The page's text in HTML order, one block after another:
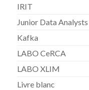
IRIT
Junior Data Analysts
Kafka
LABO CeRCA
LABO XLIM
Livre blanc